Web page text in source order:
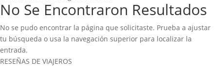
No Se Encontraron Resultados
No se pudo encontrar la página que solicitaste. Prueba a ajustar
tu búsqueda o usa la navegación superior para localizar la
entrada.
RESEÑAS DE VIAJEROS